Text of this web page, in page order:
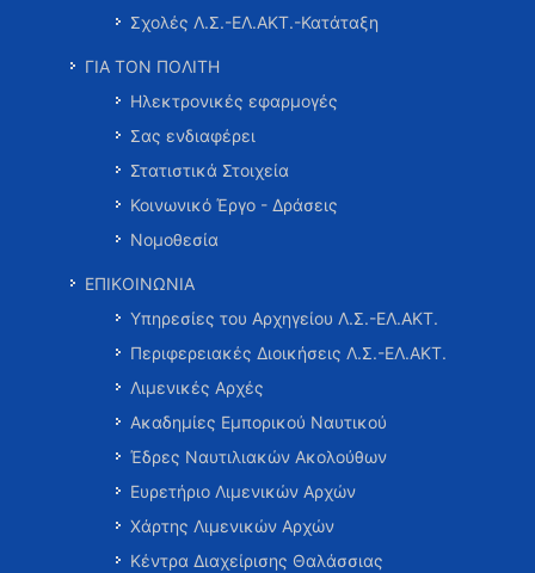
Σχολές Λ.Σ.-ΕΛ.ΑΚΤ.-Κατάταξη
ΓΙΑ ΤΟΝ ΠΟΛΙΤΗ
Ηλεκτρονικές εφαρμογές
Σας ενδιαφέρει
Στατιστικά Στοιχεία
Κοινωνικό Έργο - Δράσεις
Νομοθεσία
ΕΠΙΚΟΙΝΩΝΙΑ
Υπηρεσίες του Αρχηγείου Λ.Σ.-ΕΛ.ΑΚΤ.
Περιφερειακές Διοικήσεις Λ.Σ.-ΕΛ.ΑΚΤ.
Λιμενικές Αρχές
Ακαδημίες Εμπορικού Ναυτικού
Έδρες Ναυτιλιακών Ακολούθων
Ευρετήριο Λιμενικών Αρχών
Χάρτης Λιμενικών Αρχών
Κέντρα Διαχείρισης Θαλάσσιας